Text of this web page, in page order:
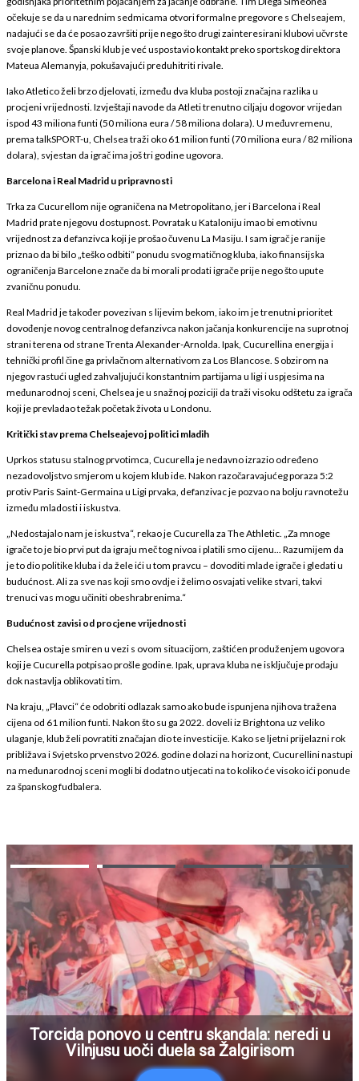
očekuje se da u narednim sedmicama otvori formalne pregovore s Chelseajem,
nadajući se da će posao završiti prije nego što drugi zainteresirani klubovi učvrste
svoje planove. Španski klub je već uspostavio kontakt preko sportskog direktora
Mateua Alemanyja, pokušavajući preduhitriti rivale.
Iako Atletico želi brzo djelovati, između dva kluba postoji značajna razlika u
procjeni vrijednosti. Izvještaji navode da Atleti trenutno ciljaju dogovor vrijedan
ispod 43 miliona funti (50 miliona eura / 58 miliona dolara). U međuvremenu,
prema talkSPORT-u, Chelsea traži oko 61 milion funti (70 miliona eura / 82 miliona
dolara), svjestan da igrač ima još tri godine ugovora.
Barcelona i Real Madrid u pripravnosti
Trka za Cucurellom nije ograničena na Metropolitano, jer i Barcelona i Real
Madrid prate njegovu dostupnost. Povratak u Kataloniju imao bi emotivnu
vrijednost za defanzivca koji je prošao čuvenu La Masiju. I sam igrač je ranije
priznao da bi bilo „teško odbiti“ ponudu svog matičnog kluba, iako finansijska
ograničenja Barcelone znače da bi morali prodati igrače prije nego što upute
zvaničnu ponudu.
Real Madrid je također povezivan s lijevim bekom, iako im je trenutni prioritet
dovođenje novog centralnog defanzivca nakon jačanja konkurencije na suprotnoj
strani terena od strane Trenta Alexander-Arnolda. Ipak, Cucurellina energija i
tehnički profil čine ga privlačnom alternativom za Los Blancose. S obzirom na
njegov rastući ugled zahvaljujući konstantnim partijama u ligi i uspjesima na
međunarodnoj sceni, Chelsea je u snažnoj poziciji da traži visoku odštetu za igrača
koji je prevladao težak početak života u Londonu.
Kritički stav prema Chelseajevoj politici mladih
Uprkos statusu stalnog prvotimca, Cucurella je nedavno izrazio određeno
nezadovoljstvo smjerom u kojem klub ide. Nakon razočaravajućeg poraza 5:2
protiv Paris Saint-Germaina u Ligi prvaka, defanzivac je pozvao na bolju ravnotežu
između mladosti i iskustva.
„Nedostajalo nam je iskustva“, rekao je Cucurella za The Athletic. „Za mnoge
igrače to je bio prvi put da igraju meč tog nivoa i platili smo cijenu... Razumijem da
je to dio politike kluba i da žele ići u tom pravcu – dovoditi mlade igrače i gledati u
budućnost. Ali za sve nas koji smo ovdje i želimo osvajati velike stvari, takvi
trenuci vas mogu učiniti obeshrabrenima.“
Budućnost zavisi od procjene vrijednosti
Chelsea ostaje smiren u vezi s ovom situacijom, zaštićen produženjem ugovora
koji je Cucurella potpisao prošle godine. Ipak, uprava kluba ne isključuje prodaju
dok nastavlja oblikovati tim.
Na kraju, „Plavci“ će odobriti odlazak samo ako bude ispunjena njihova tražena
cijena od 61 milion funti. Nakon što su ga 2022. doveli iz Brightona uz veliko
ulaganje, klub želi povratiti značajan dio te investicije. Kako se ljetni prijelazni rok
približava i Svjetsko prvenstvo 2026. godine dolazi na horizont, Cucurellini nastupi
na međunarodnoj sceni mogli bi dodatno utjecati na to koliko će visoko ići ponude
za španskog fudbalera.
Torcida ponovo u centru skandala: neredi u
Vilnjusu uoči duela sa Žalgirisom